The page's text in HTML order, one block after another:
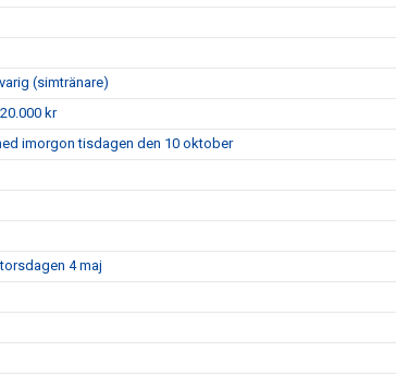
(simtränare)
kr
imorgon tisdagen den 10 oktober
4 maj